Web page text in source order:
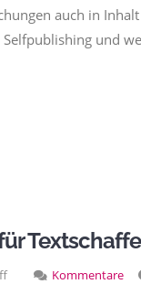
auch in
und
Kommentare